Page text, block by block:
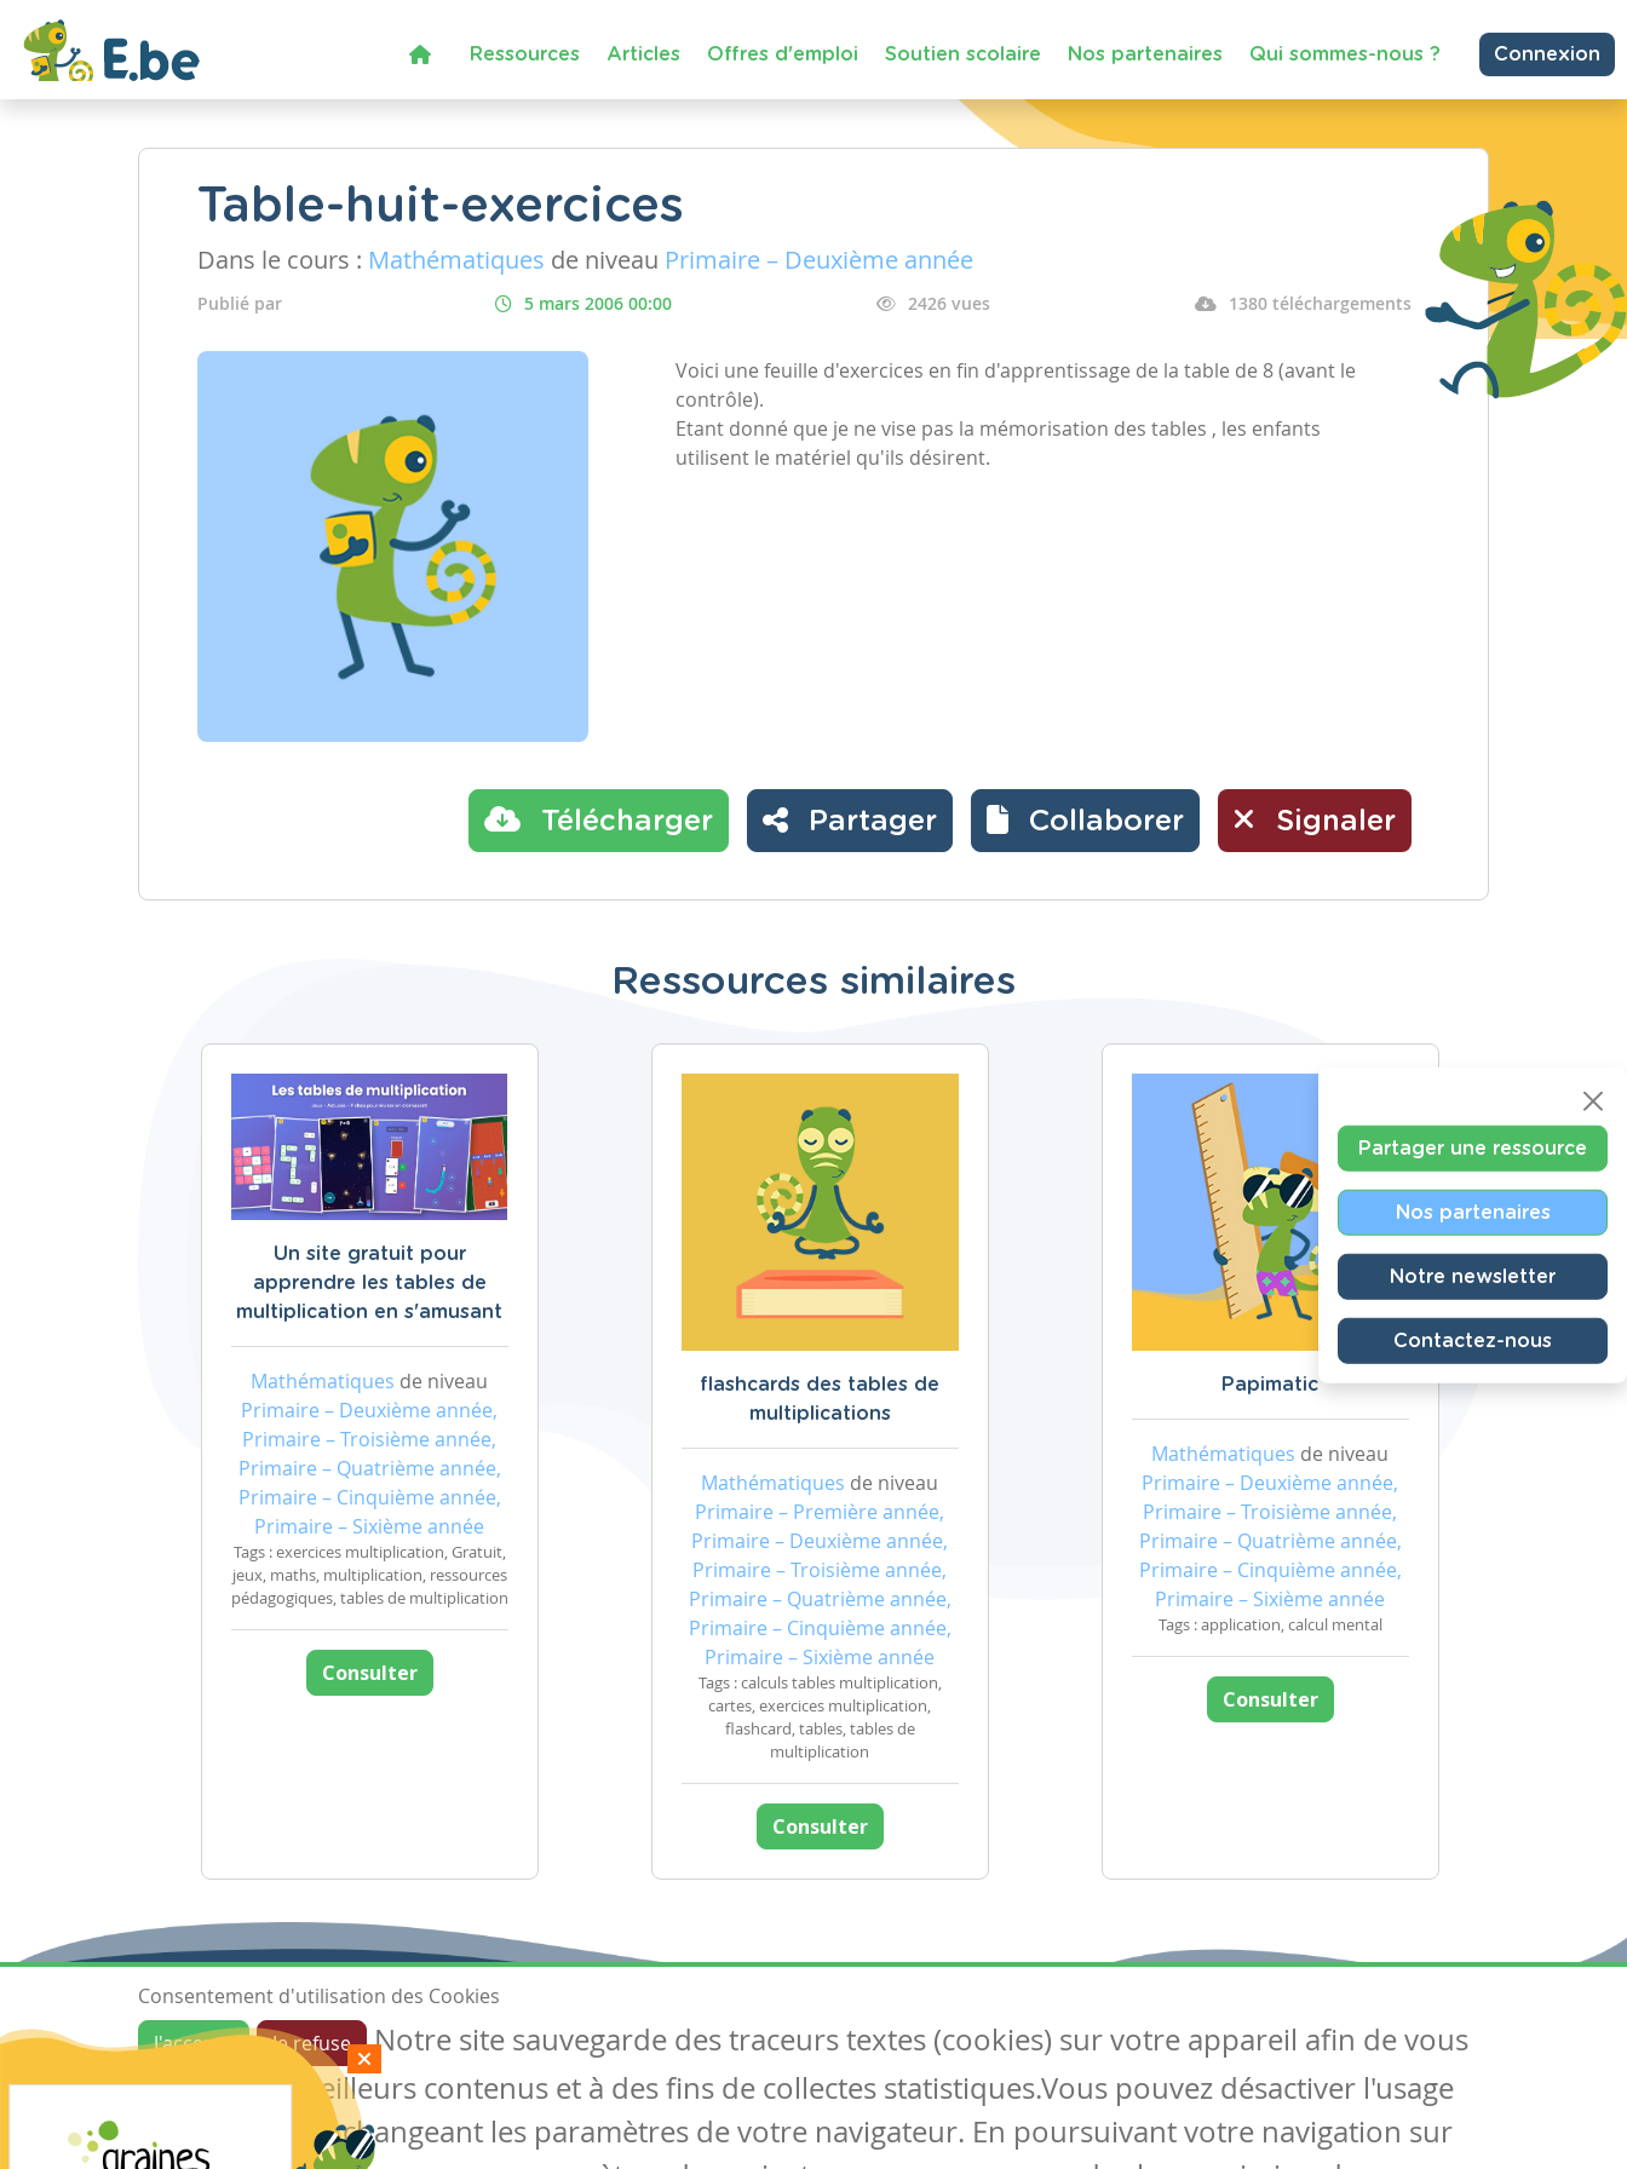
Ressources Articles Offres d'emploi Soutien scolaire Nos partenaires Qui sommes-nous ? Connexion
Table-huit-exercices
Dans le cours : Mathématiques de niveau Primaire – Deuxième année
Publié par 5 mars 2006 00:00 2426 vues 1380 téléchargements
Voici une feuille d'exercices en fin d'apprentissage de la table de 8 (avant le
contrôle).
Etant donné que je ne vise pas la mémorisation des tables , les enfants
utilisent le matériel qu'ils désirent.
Télécharger Partager Collaborer Signaler
Ressources similaires
Un site gratuit pour
apprendre les tables de
multiplication en s'amusant
Mathématiques de niveau
Primaire – Deuxième année,
Primaire – Troisième année,
Primaire – Quatrième année,
Primaire – Cinquième année,
Primaire – Sixième année
Tags : exercices multiplication, Gratuit,
jeux, maths, multiplication, ressources
pédagogiques, tables de multiplication
Consulter
flashcards des tables de
multiplications
Mathématiques de niveau
Primaire – Première année,
Primaire – Deuxième année,
Primaire – Troisième année,
Primaire – Quatrième année,
Primaire – Cinquième année,
Primaire – Sixième année
Tags : calculs tables multiplication,
cartes, exercices multiplication,
flashcard, tables, tables de
multiplication
Consulter
Papimatic
Mathématiques de niveau
Primaire – Deuxième année,
Primaire – Troisième année,
Primaire – Quatrième année,
Primaire – Cinquième année,
Primaire – Sixième année
Tags : application, calcul mental
Consulter
Partager une ressource
Nos partenaires
Notre newsletter
Contactez-nous
Ressources
Les ressources
Créer une ressource
Mes ressources
Articles
Tous les articles
Articles DYS
Suivez-nous
Contactez-nous
Soutien scolaire
Consentement d'utilisation des Cookies
J'accepte
Je refuse
Notre site sauvegarde des traceurs textes (cookies) sur votre appareil afin de vous
garantir de meilleurs contenus et à des fins de collectes statistiques.Vous pouvez désactiver l'usage
des cookies en changeant les paramètres de votre navigateur. En poursuivant votre navigation sur